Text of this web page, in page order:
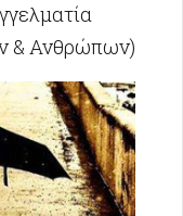
& Ανθρώπων)